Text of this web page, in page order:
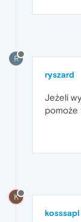
R
ryszard
Jeżeli
pomoże
K
kosssapl